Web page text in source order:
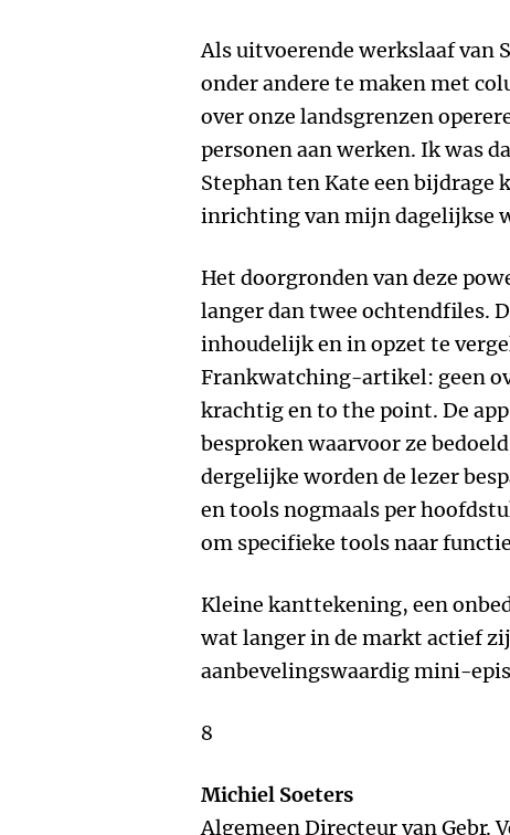
Als uitvoerende werkslaaf van
onder andere te maken met
over onze landsgrenzen
personen aan werken. Ik was
Stephan ten Kate een bijdrage
inrichting van mijn dagelijkse
Het doorgronden van deze
langer dan twee ochtendfiles.
inhoudelijk en in opzet te
Frankwatching-artikel: geen
krachtig en to the point. De
besproken waarvoor ze
dergelijke worden de lezer
en tools nogmaals per
om specifieke tools naar
Kleine kanttekening, een
wat langer in de markt actief
aanbevelingswaardig mini-
8
Michiel Soeters
Algemeen Directeur van Gebr.